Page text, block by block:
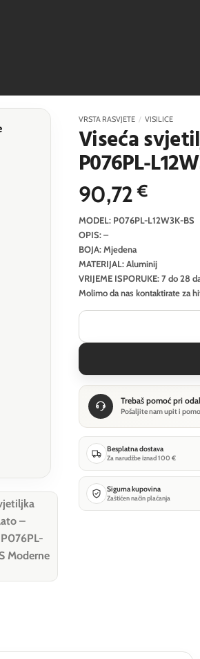
VRSTA RASVJETE / VISILICE
Viseća
P076PL-
90,72€
MODEL: P076PL-L12W3K-BS
OPIS: –
BOJA: Mjedena
MATERIJAL: Aluminij
VRIJEME ISPORUKE: 7 do 28
Molimo da nas kontaktirate za
Trebaš pomoć pri
Pošaljite nam upit i
Besplatna dostava
Za narudžbe iznad 100 €
Sigurna kupovina
Zaštićen način plaćanja